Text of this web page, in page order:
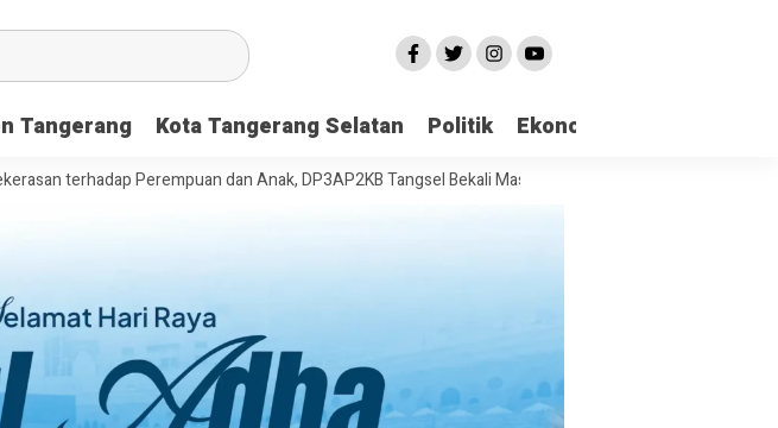
Tangerang Kota Tangerang Selatan Politik Ekonomi
Perempuan dan Anak, DP3AP2KB Tangsel Bekali Masyarakat Manajemen Stres dan Dukungan